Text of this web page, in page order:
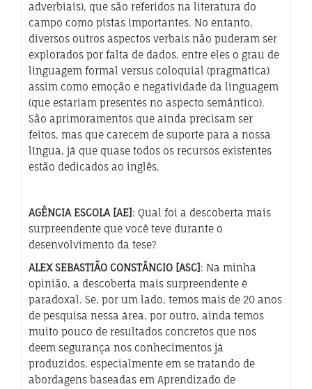
adverbiais), que são referidos na literatura do
campo como pistas importantes. No entanto,
diversos outros aspectos verbais não puderam ser
explorados por falta de dados, entre eles o grau de
linguagem formal versus coloquial (pragmática)
assim como emoção e negatividade da linguagem
(que estariam presentes no aspecto semântico).
São aprimoramentos que ainda precisam ser
feitos, mas que carecem de suporte para a nossa
língua, já que quase todos os recursos existentes
estão dedicados ao inglês.
AGÊNCIA ESCOLA [AE] : Qual foi a descoberta mais
surpreendente que você teve durante o
desenvolvimento da tese?
ALEX SEBASTIÃO CONSTÂNCIO [ASC] : Na minha
opinião, a descoberta mais surpreendente é
paradoxal. Se, por um lado, temos mais de 20 anos
de pesquisa nessa área, por outro, ainda temos
muito pouco de resultados concretos que nos
deem segurança nos conhecimentos já
produzidos, especialmente em se tratando de
abordagens baseadas em Aprendizado de